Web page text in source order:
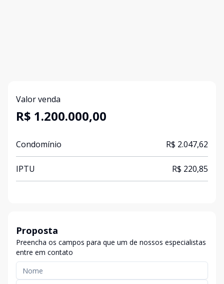
Valor venda
R$ 1.200.000,00
Condomínio R$ 2.047,62
IPTU R$ 220,85
Proposta
Preencha os campos para que um de nossos especialistas
entre em contato